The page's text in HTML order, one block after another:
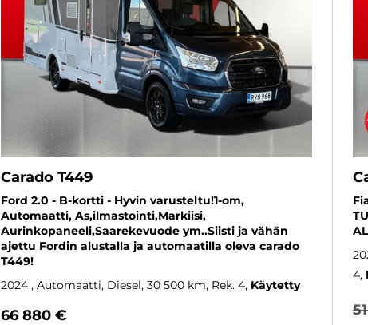
Carado T449
Ford 2.0 - B-kortti - Hyvin varusteltu!1-om,
Automaatti, As,ilmastointi,Markiisi,
Aurinkopaneeli,Saarekevuode ym..Siisti ja vähän
ajettu Fordin alustalla ja automaatilla oleva carado
T449!
2024 , Automaatti, Diesel, 30 500 km, Rek. 4 Käytetty
66 880 €
4